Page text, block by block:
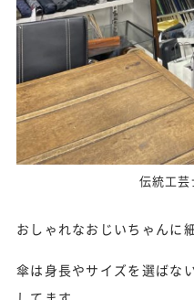
伝統工
おしゃれなおじいちゃんに
傘は身長やサイズを選ばな